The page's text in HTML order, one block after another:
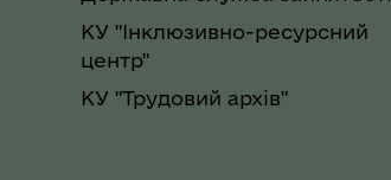
КУ "Інклюзивно-ресурсний
центр"
КУ "Трудовий архів"